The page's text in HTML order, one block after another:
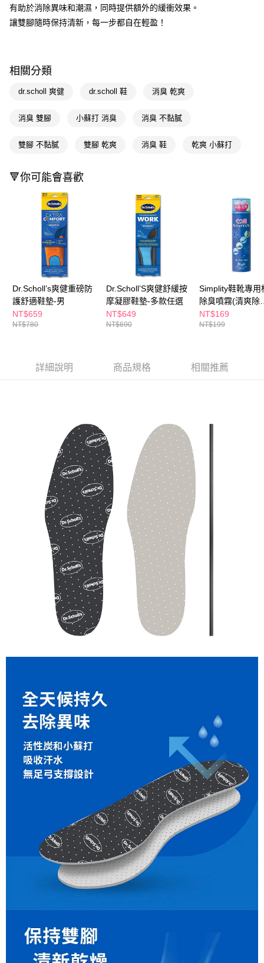
便利好安心！
１．簡單：不需註冊會員、不需綁卡、不需儲值。
２．便利：只要手機號碼，簡訊認證，即可結帳。
３．安心：先確認商品／服務後，再付款。
【「AFTEE先享後付」結帳流程】
結帳頁面，進行簡訊認證並確認金額後，即可完成結帳。
２．訂單成立數日內，您將收到繳費通知簡訊。
ATM／網路銀行／等多元方式進行付款，方視為交易完成。
※ 請注意：結帳手續完成當下不需立刻繳費，但若您需要取消訂單，請聯絡
購買商品的店家。未經商家同意取消之訂單仍視為有效，需透過AFTEE先享
後付繳納相關費用。
※ 交易是否成功請以「AFTEE先享後付 」之結帳頁面顯示為準，若有關於
是否繳費成功／繳費後需取消欲退款等相關疑問，請聯繫「AFTEE先享後付
客戶支援中心」 https://netprotections.freshdesk.com/support/home
【注意事項】
１．透過由恩沛科技股份有限公司提供之「AFTEE先享後付」服務完成之交
易，需依本服務之必要範圍內提供個人資料，並將交易相關給付款項請求債
權轉讓予恩沛科技股份有限公司。
２．關於個人資料處理事宜，請瀏覽以下網址：
https://aftee.tw/terms/#terms3
３．未成年的使用者請事先徵得法定代理人或監護人之同意方可使用
時審查核予不同之上限額度；若仍有額度不足之情形，本公司將視審查結果
請求用戶進行身份認證。
每筆NT$65，滿NT$390(含以上)免運費
付款後全家取貨
萊爾富取貨付款
每筆NT$65，滿NT$490(含以上)免運費
付款後萊爾富取貨
每筆NT$65，滿NT$490(含以上)免運費
7-11取貨付款
每筆NT$65，滿NT$490(含以上)免運費
付款後7-11取貨
每筆NT$65，滿NT$490(含以上)免運費
宅配(本島)
付款後寶雅門市自取(由倉庫統一出貨)
有助於消除異味和潮濕，同時提供額外的緩衝效果。
讓雙腳隨時保持清新，每一步都自在輕盈！
相關分類
dr.scholl 爽健 dr.scholl 鞋 消臭 乾爽
消臭 雙腳 小蘇打 消臭 消臭 不黏膩
雙腳 不黏膩 雙腳 乾爽 消臭 鞋 乾爽 小蘇打
🔻你可能會喜歡
Dr.Scholl’s爽健重磅防
護舒適鞋墊-男
NT$659
NT$780
Dr.Scholl’S爽健舒緩按
摩凝膠鞋墊-多款任選
NT$649
NT$690
Simplity鞋靴專用
除臭噴霧(清爽除
菌)150ml
NT$169
NT$199
詳細說明 商品規格 相關推薦